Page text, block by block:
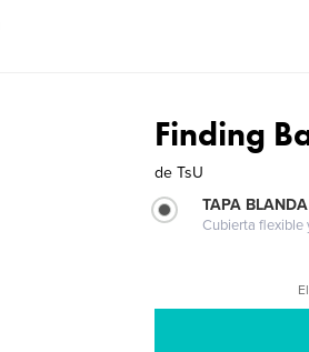
Finding
de TsU
TAPA BLANDA
Cubierta flexible